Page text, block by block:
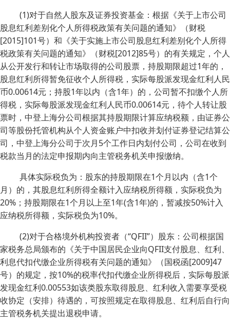
(1)对于自然人股东及证券投资基金：根据《关于上市公司
股息红利差别化个人所得税政策有关问题的通知》（财税
[2015]101号）和《关于实施上市公司股息红利差别化个人所得
税政策有关问题的通知》（财税[2012]85号）的有关规定，个人
从公开发行和转让市场取得的公司股票，持股期限超过1年的，
股息红利所得暂免征收个人所得税，实际每股派发现金红利人民
币0.00614元；持股1年以内（含1年）的，公司暂不扣缴个人所
得税，实际每股派发现金红利人民币0.00614元，待个人转让股
票时，中登上海分公司根据其持股期限计算应纳税额，由证券公
司等股份托管机构从个人资金账户中扣收并划付证券登记结算公
司，中登上海分公司于次月5个工作日内划付公司，公司在收到
税款当月的法定申报期内向主管税务机关申报缴纳。
具体实际税负为：股东的持股期限在1个月以内（含1个
月）的，其股息红利所得全额计入应纳税所得额，实际税负为
20%；持股期限在1个月以上至1年(含1年)的，暂减按50%计入
应纳税所得额，实际税负为10%。
(2)对于合格境外机构投资者（“QFII”）股东：公司根据国
家税务总局颁布的《关于中国居民企业向QFII支付股息、红利、
利息代扣代缴企业所得税有关问题的通知》（国税函[2009]47
号）的规定，按10%的税率代扣代缴企业所得税后，实际每股派
发现金红利0.00553如该类股东取得股息、红利收入需要享受税
收协定（安排）待遇的，可按照规定在取得股息、红利后自行向
主管税务机关提出退税申请。